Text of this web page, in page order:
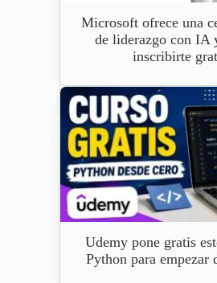
Microsoft ofrece una
de liderazgo con IA
inscribirte
Udemy pone gratis
Python para empezar